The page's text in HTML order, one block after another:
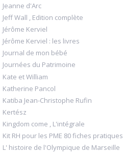
Jeanne d'Arc
Jeff Wall , Edition complète
Jérôme Kerviel
Jérôme Kerviel : les livres
Journal de mon bébé
Journées du Patrimoine
Kate et William
Katherine Pancol
Katiba Jean-Christophe Rufin
Kertész
Kingdom come , L'intégrale
Kit RH pour les PME 80 fiches pratiques
L' histoire de l'Olympique de Marseille